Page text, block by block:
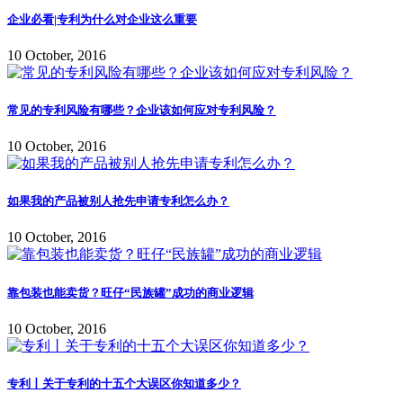
企业必看|专利为什么对企业这么重要
10 October, 2016
常见的专利风险有哪些？企业该如何应对专利风险？
10 October, 2016
如果我的产品被别人抢先申请专利怎么办？
10 October, 2016
靠包装也能卖货？旺仔“民族罐”成功的商业逻辑
10 October, 2016
专利丨关于专利的十五个大误区你知道多少？